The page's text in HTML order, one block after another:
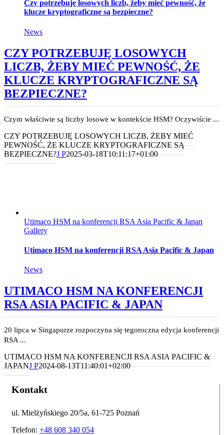
Czy potrzebuję losowych liczb, żeby mieć pewność, że
klucze kryptograficzne są bezpieczne?
News
CZY POTRZEBUJĘ LOSOWYCH
LICZB, ŻEBY MIEĆ PEWNOŚĆ, ŻE
KLUCZE KRYPTOGRAFICZNE SĄ
BEZPIECZNE?
Czym właściwie są liczby losowe w kontekście HSM? Oczywiście ...
CZY POTRZEBUJĘ LOSOWYCH LICZB, ŻEBY MIEĆ
PEWNOŚĆ, ŻE KLUCZE KRYPTOGRAFICZNE SĄ
BEZPIECZNE?J P2025-03-18T10:11:17+01:00
Utimaco HSM na konferencji RSA Asia Pacific & Japan
Gallery
Utimaco HSM na konferencji RSA Asia Pacific & Japan
News
UTIMACO HSM NA KONFERENCJI
RSA ASIA PACIFIC & JAPAN
20 lipca w Singapurze rozpoczyna się tegoroczna edycja konferencji
RSA ...
UTIMACO HSM NA KONFERENCJI RSA ASIA PACIFIC &
JAPANJ P2024-08-13T11:40:01+02:00
Kontakt
ul. Mielżyńskiego 20/5a, 61-725 Poznań
Telefon: +48 608 340 054